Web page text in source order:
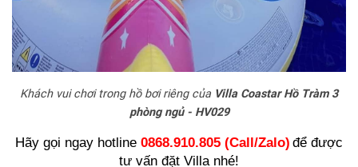
Khách vui chơi trong hồ bơi riêng của Villa Coastar Hồ Tràm 3
phòng ngủ - HV029
Hãy gọi ngay hotline 0868.910.805 (Call/Zalo) để được
tư vấn đặt Villa nhé!